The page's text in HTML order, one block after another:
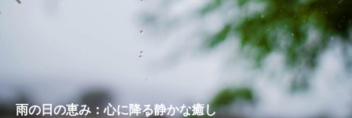
雨の日の恵み：心に降る静かな癒し
就職は人生の終着駅じゃない！自分らしい道を見つける方
法
ヒーリーを買うべきか迷っているあなたへ。実際に使って
みた感想と注意点
エネルギーの法則 〜最近どハマりしていました〜
現実を変える
今、ここにいること
もしかしてだけどHealy（量子波動調整器）のせいなの？
iPad 第10世代買いました
久し振りにHealy（ヒーリー）量子波動調整器について
大谷さんの通訳、水原さんの解雇に思う